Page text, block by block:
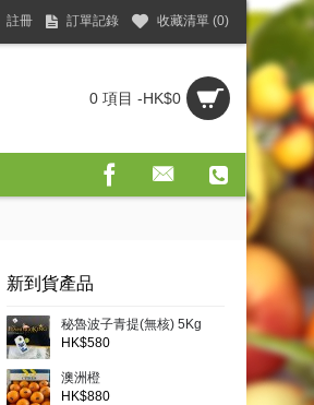
註冊 訂單記錄 收藏清單 (0)
0 項目 -HK$0
新到貨產品
秘魯波子青提(無核) 5Kg
HK$580
澳洲橙
HK$880